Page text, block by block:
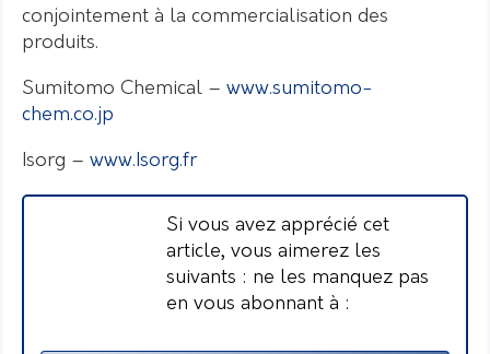
conjointement à la commercialisation des
produits.
Sumitomo Chemical – www.sumitomo-
chem.co.jp
Isorg – www.Isorg.fr
Si vous avez apprécié cet
article, vous aimerez les
suivants : ne les manquez pas
en vous abonnant à :